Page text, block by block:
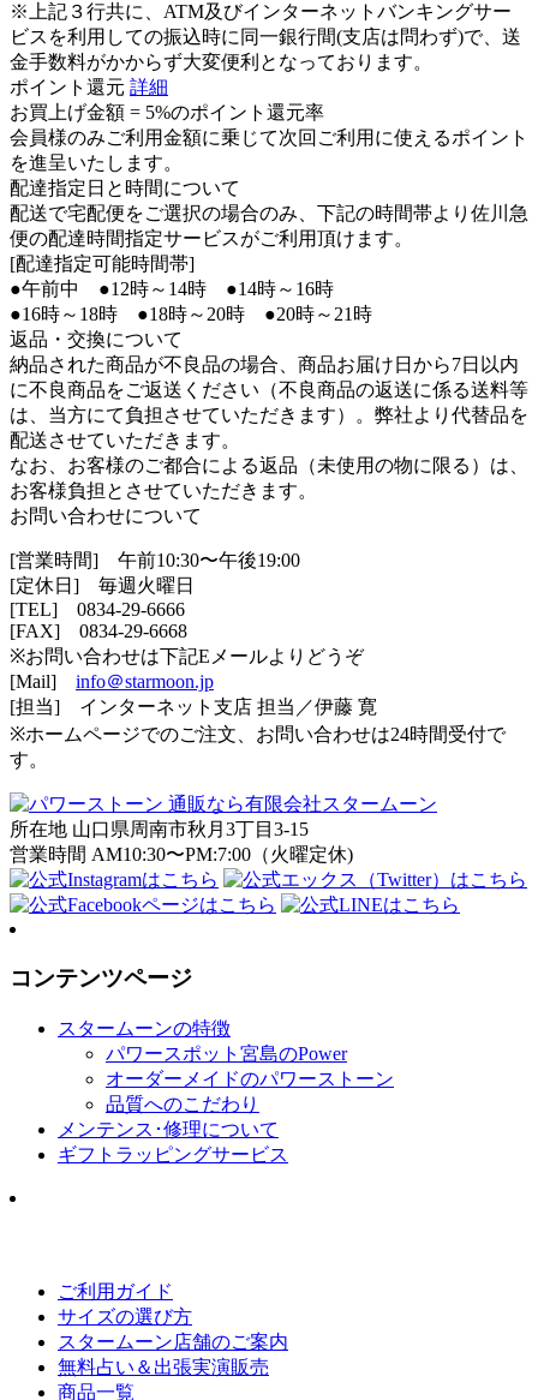
※上記３行共に、ATM及びインターネットバンキングサー
ビスを利用しての振込時に同一銀行間(支店は問わず)で、送
金手数料がかからず大変便利となっております。
ポイント還元 詳細
お買上げ金額 = 5%のポイント還元率
会員様のみご利用金額に乗じて次回ご利用に使えるポイント
を進呈いたします。
配達指定日と時間について
配送で宅配便をご選択の場合のみ、下記の時間帯より佐川急
便の配達時間指定サービスがご利用頂けます。
[配達指定可能時間帯]
●午前中 ●12時～14時 ●14時～16時
●16時～18時 ●18時～20時 ●20時～21時
返品・交換について
納品された商品が不良品の場合、商品お届け日から7日以内
に不良商品をご返送ください（不良商品の返送に係る送料等
は、当方にて負担させていただきます）。弊社より代替品を
配送させていただきます。
なお、お客様のご都合による返品（未使用の物に限る）は、
お客様負担とさせていただきます。
お問い合わせについて
[営業時間] 午前10:30〜午後19:00
[定休日] 毎週火曜日
[TEL] 0834-29-6666
[FAX] 0834-29-6668
※お問い合わせは下記Eメールよりどうぞ
[Mail] info＠starmoon.jp
[担当] インターネット支店 担当／伊藤 寛
※ホームページでのご注文、お問い合わせは24時間受付で
す。
所在地 山口県周南市秋月3丁目3-15
営業時間 AM10:30〜PM:7:00（火曜定休)
コンテンツページ
スタームーンの特徴
パワースポット宮島のPower
オーダーメイドのパワーストーン
品質へのこだわり
メンテンス･修理について
ギフトラッピングサービス
ご利用ガイド
サイズの選び方
スタームーン店舗のご案内
無料占い＆出張実演販売
商品一覧